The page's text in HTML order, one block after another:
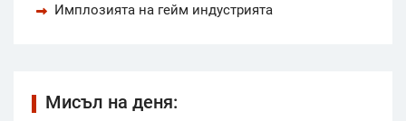
Имплозията на гейм индустрията
Мисъл на деня: